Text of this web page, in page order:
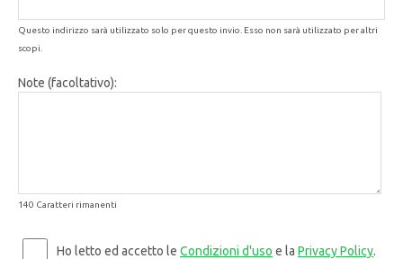
Questo indirizzo sarà utilizzato solo per questo invio. Esso non sarà utilizzato per altri
scopi.
Note (facoltativo):
140 Caratteri rimanenti
Ho letto ed accetto le Condizioni d'uso e la Privacy Policy.